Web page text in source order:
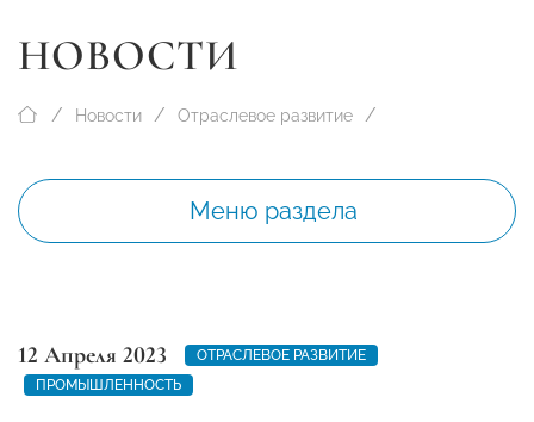
НОВОСТИ
Новости Отраслевое развитие
Меню раздела
12 Апреля 2023
ОТРАСЛЕВОЕ РАЗВИТИЕ
ПРОМЫШЛЕННОСТЬ